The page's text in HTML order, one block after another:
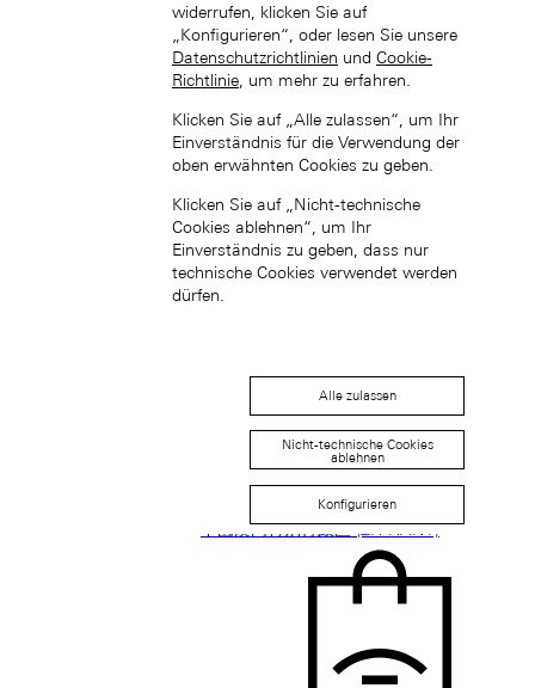
中國香港特別行政區 (ZH-HANT)
Japan (EN)
日本 (JA)
Macau SAR, China (EN)
中国澳门特别行政区 (ZH-HANS)
中國澳門特別行政區 (ZH-HANT)
widerrufen, klicken Sie auf
„Konfigurieren“, oder lesen Sie unsere
Datenschutzrichtlinien und Cookie-
Richtlinie , um mehr zu erfahren.
Klicken Sie auf „Alle zulassen“, um Ihr
Einverständnis für die Verwendung der
oben erwähnten Cookies zu geben.
Klicken Sie auf „Nicht-technische
Cookies ablehnen“, um Ihr
Einverständnis zu geben, dass nur
technische Cookies verwendet werden
dürfen.
Alle zulassen
Nicht-technische Cookies
ablehnen
Konfigurieren